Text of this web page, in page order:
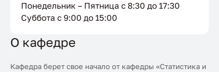
О кафедре
Кафедра берет свое начало от кафедры «Статистика и
Понедельник – Пятница с 8:30 до 17:30
Суббота с 9:00 до 15:00